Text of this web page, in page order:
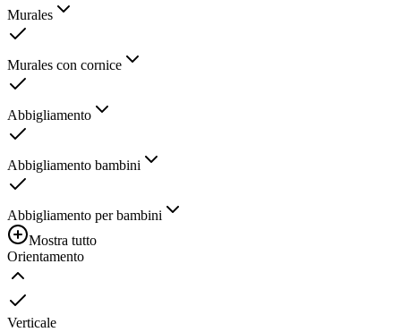
Murales
Murales con cornice
Abbigliamento
Abbigliamento bambini
Abbigliamento per bambini
Mostra tutto
Orientamento
Verticale